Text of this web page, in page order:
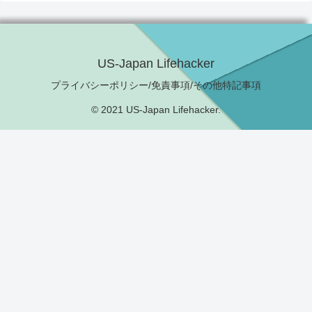
US-Japan Lifehacker
プライバシーポリシー/免責事項/その他特記事項
© 2021 US-Japan Lifehacker.